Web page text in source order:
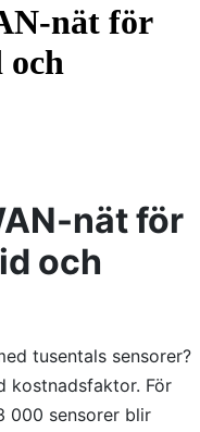
nät för
nät för
och
tusentals sensorer?
kostnadsfaktor. För
000 sensorer blir